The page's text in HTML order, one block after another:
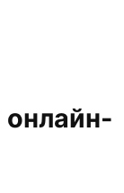
онлайн-